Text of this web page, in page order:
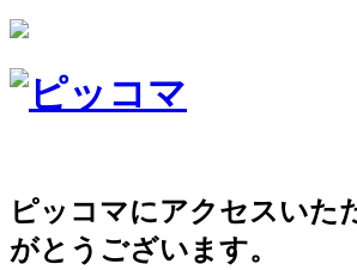
ピッコマにアクセスいた
がとうございます。